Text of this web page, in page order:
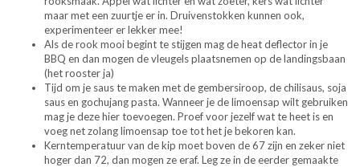
maar met een zuurtje er in. Druivenstokken kunnen ook,
experimenteer er lekker mee!
Als de rook mooi begint te stijgen mag de heat deflector in je
BBQ en dan mogen de vleugels plaatsnemen op de landingsbaan
(het rooster ja)
Tijd om je saus te maken met de gembersiroop, de chilisaus, soja
saus en gochujang pasta. Wanneer je de limoensap wilt gebruiken
mag je deze hier toevoegen. Proef voor jezelf wat te heet is en
voeg net zolang limoensap toe tot het je bekoren kan.
Kerntemperatuur van de kip moet boven de 67 zijn en zeker niet
hoger dan 72, dan mogen ze eraf. Leg ze in de eerder gemaakte